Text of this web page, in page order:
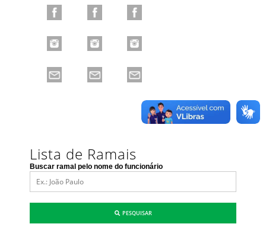
Lista de Ramais
Buscar ramal pelo nome do funcionário
PESQUISAR